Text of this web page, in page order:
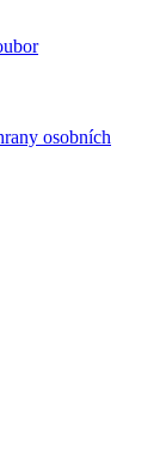
osobních